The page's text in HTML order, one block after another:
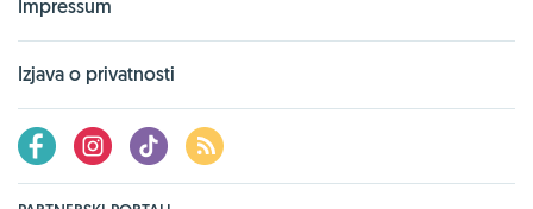
Impressum
Izjava o privatnosti